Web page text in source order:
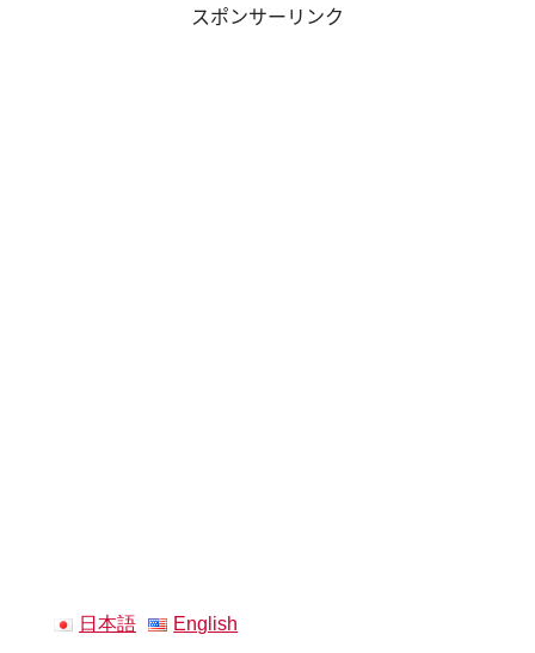
スポンサーリンク
日本語 English